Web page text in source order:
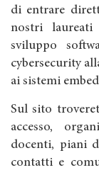
di entrare
nostri
sviluppo
cybersecurity
ai sistemi
Sul sito
accesso,
docenti, piani
contatti e